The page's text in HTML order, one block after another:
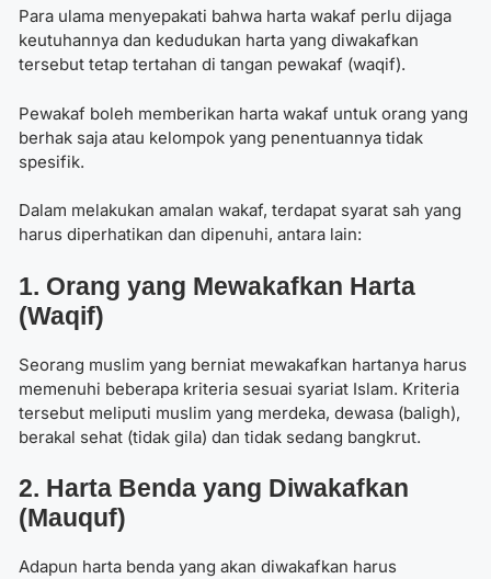
Para ulama menyepakati bahwa harta wakaf perlu dijaga
keutuhannya dan kedudukan harta yang diwakafkan
tersebut tetap tertahan di tangan pewakaf (waqif).
Pewakaf boleh memberikan harta wakaf untuk orang yang
berhak saja atau kelompok yang penentuannya tidak
spesifik.
Dalam melakukan amalan wakaf, terdapat syarat sah yang
harus diperhatikan dan dipenuhi, antara lain:
1. Orang yang Mewakafkan Harta
(Waqif)
Seorang muslim yang berniat mewakafkan hartanya harus
memenuhi beberapa kriteria sesuai syariat Islam. Kriteria
tersebut meliputi muslim yang merdeka, dewasa (baligh),
berakal sehat (tidak gila) dan tidak sedang bangkrut.
2. Harta Benda yang Diwakafkan
(Mauquf)
Adapun harta benda yang akan diwakafkan harus